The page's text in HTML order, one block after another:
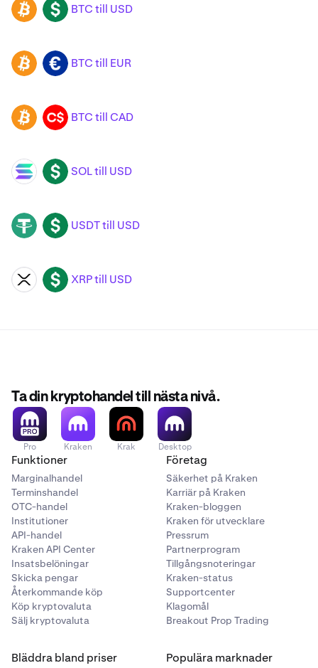
BTC USD BTC till USD
BTC EUR BTC till EUR
BTC CAD BTC till CAD
SOL USD SOL till USD
USDT USD USDT till USD
XRP USD XRP till USD
Ta din kryptohandel till nästa nivå.
Pro Kraken Krak Desktop
Funktioner
Marginalhandel
Terminshandel
OTC-handel
Institutioner
API-handel
Kraken API Center
Insatsbelöningar
Skicka pengar
Återkommande köp
Köp kryptovaluta
Sälj kryptovaluta
Företag
Säkerhet på Kraken
Karriär på Kraken
Kraken-bloggen
Kraken för utvecklare
Pressrum
Partnerprogram
Tillgångsnoteringar
Kraken-status
Supportcenter
Klagomål
Breakout Prop Trading
Bläddra bland priser Populära marknader